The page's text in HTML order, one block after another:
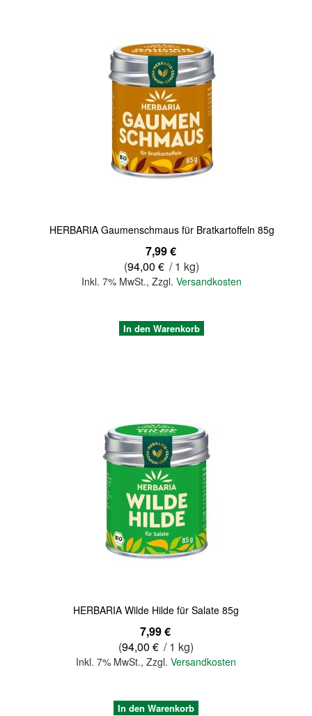
HERBARIA Gaumenschmaus für Bratkartoffeln 85g
7,99 €
(94,00 € / 1 kg)
Inkl. 7% MwSt.,Zzgl.Versandkosten
In den Warenkorb
HERBARIA Wilde Hilde für Salate 85g
7,99 €
(94,00 € / 1 kg)
Inkl. 7% MwSt., Zzgl. Versandkosten
In den Warenkorb